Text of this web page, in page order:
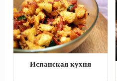
Испанская кухня